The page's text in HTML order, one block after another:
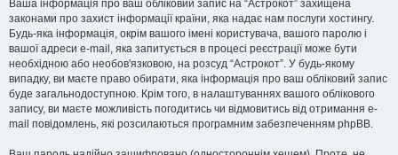
Ваша інформація про ваш обліковий запис на “Астрокот” захищена
законами про захист інформації країни, яка надає нам послуги хостингу.
Будь-яка інформація, окрім вашого імені користувача, вашого паролю і
вашої адреси e-mail, яка запитується в процесі реєстрації може бути
необхідною або необов'язковою, на розсуд “Астрокот”. У будь-якому
випадку, ви маєте право обирати, яка інформація про ваш обліковий запис
буде загальнодоступною. Крім того, в налаштуваннях вашого облікового
запису, ви маєте можливість погодитись чи відмовитись від отримання e-
mail повідомлень, які розсилаються програмним забезпеченням phpBB.